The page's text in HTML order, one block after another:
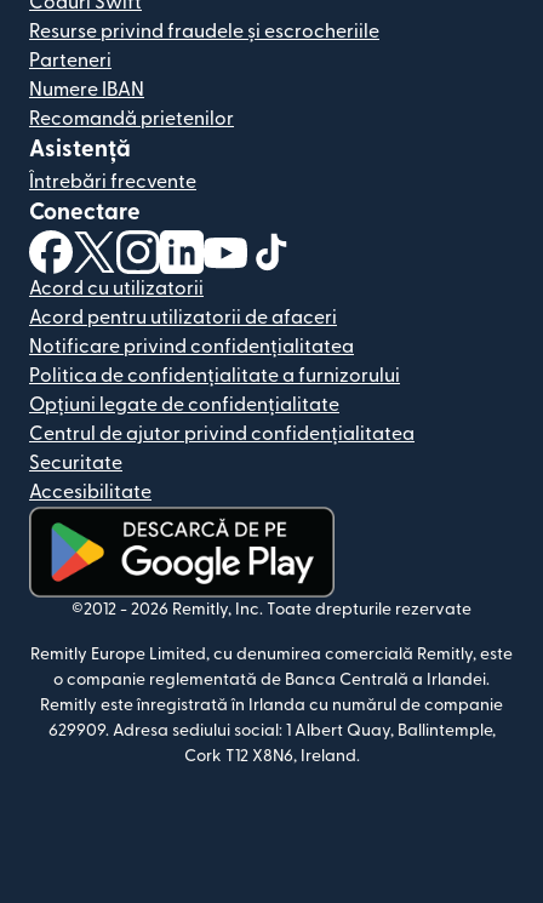
Resurse privind fraudele și escrocheriile
Parteneri
Numere IBAN
Recomandă prietenilor
Asistență
Întrebări frecvente
Conectare
(se deschide într-o fereastră nouă)
(se deschide într-o fereastră nouă)
(se deschide într-o fereastră nouă)
(se deschide într-o fereastră nouă)
(se deschide într-o fereastră
Acord cu utilizatorii
Acord pentru utilizatorii de afaceri
Notificare privind confidențialitatea
Politica de confidențialitate a furnizorului
Opțiuni legate de confidențialitate
Centrul de ajutor privind confidențialitatea
Securitate
Accesibilitate
(se deschide într-o fereastră nouă)
©2012 - 2026 Remitly, Inc. Toate drepturile rezervate
Remitly Europe Limited, cu denumirea comercială Remitly, este
o companie reglementată de Banca Centrală a Irlandei.
Remitly este înregistrată în Irlanda cu numărul de companie
629909. Adresa sediului social: 1 Albert Quay, Ballintemple,
Cork T12 X8N6, Ireland.